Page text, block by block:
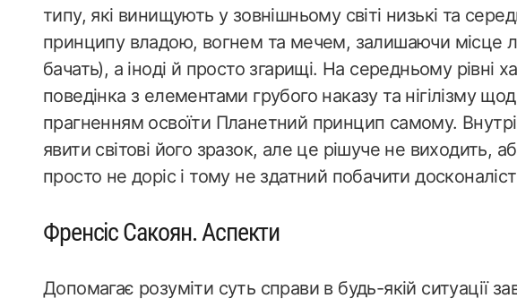
типу, які винищують у зовнішньому світі низькі та
принципу владою, вогнем та мечем, залишаючи місце
бачать), а іноді й просто згарищі. На середньому рівні
поведінка з елементами грубого наказу та нігілізму
прагненням освоїти Планетний принцип самому.
явити світові його зразок, але це рішуче не виходить,
просто не доріс і тому не здатний побачити
Френсіс Сакоян. Аспекти
Допомагає розуміти суть справи в будь-якій ситуації